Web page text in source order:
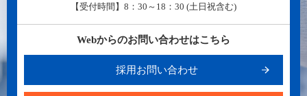
【受付時間】8：30～18：30 (土日祝含む)
Webからのお問い合わせはこちら
採用お問い合わせ